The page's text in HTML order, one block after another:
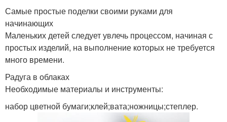
Самые простые поделки своими руками для
начинающих
Маленьких детей следует увлечь процессом, начиная с
простых изделий, на выполнение которых не требуется
много времени.
Радуга в облаках
Необходимые материалы и инструменты:
набор цветной бумаги;клей;вата;ножницы;степлер.